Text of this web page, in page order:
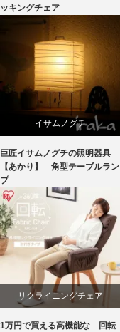
ッキングチェア
イサムノグチ
国産
照明器具
巨匠イサムノグチの照明器具
【あかり】 角型テーブルラン
プ
リクライニングチェア
1万円で買える高機能な 回転